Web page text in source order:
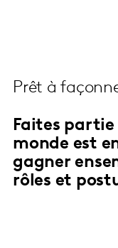
Prêt à
Faites partie
monde est
gagner
rôles et